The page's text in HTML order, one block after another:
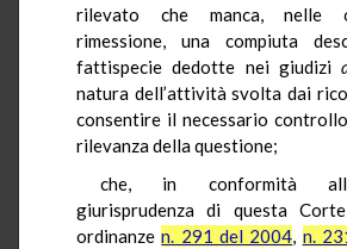
rilevato che manca, nelle
rimessione, una compiuta
fattispecie dedotte nei giudizi
natura dell’attività svolta dai
consentire il necessario
rilevanza della questione;
che, in conformità
giurisprudenza di questa
ordinanzen. 291 del 2004, n.